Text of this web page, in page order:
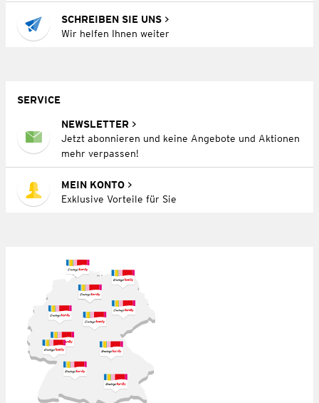
SCHREIBEN SIE UNS
Wir helfen Ihnen weiter
SERVICE
NEWSLETTER
Jetzt abonnieren und keine Angebote und Aktionen
mehr verpassen!
MEIN KONTO
Exklusive Vorteile für Sie